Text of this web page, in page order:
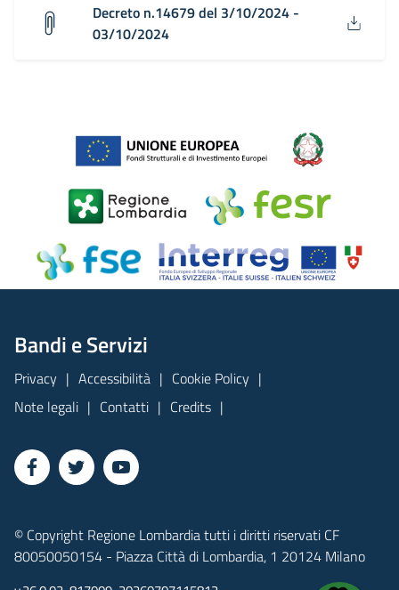
Decreto n.14679 del 3/10/2024 -
03/10/2024
Bandi e Servizi
Privacy Accessibilità
Cookie Policy
Note legali
Contatti Credits
© Copyright Regione Lombardia tutti i diritti riservati CF
80050050154 - Piazza Città di Lombardia, 1 20124 Milano